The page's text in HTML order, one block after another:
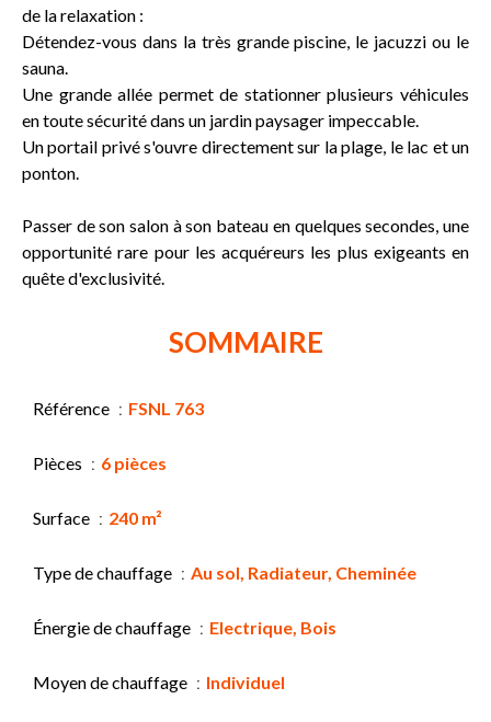
de la relaxation :
Détendez-vous dans la très grande piscine, le jacuzzi ou le
sauna.
Une grande allée permet de stationner plusieurs véhicules
en toute sécurité dans un jardin paysager impeccable.
Un portail privé s'ouvre directement sur la plage, le lac et un
ponton.
Passer de son salon à son bateau en quelques secondes, une
opportunité rare pour les acquéreurs les plus exigeants en
quête d'exclusivité.
SOMMAIRE
Référence FSNL 763
Pièces 6 pièces
Surface 240 m²
Type de chauffage Au sol, Radiateur, Cheminée
Énergie de chauffage Electrique, Bois
Moyen de chauffage Individuel